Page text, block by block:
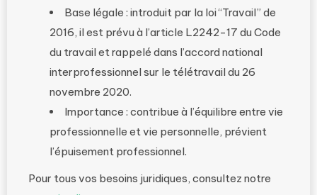
Base légale : introduit par la loi “Travail” de
2016, il est prévu à l’article L2242-17 du Code
du travail et rappelé dans l’accord national
interprofessionnel sur le télétravail du 26
novembre 2020.
Importance : contribue à l’équilibre entre vie
professionnelle et vie personnelle, prévient
l’épuisement professionnel.
Pour tous vos besoins juridiques, consultez notre